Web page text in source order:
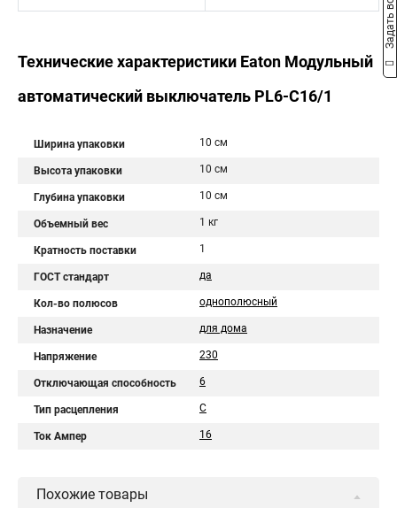
Технические характеристики Eaton Модульный
автоматический выключатель PL6-C16/1
Ширина упаковки 10 см
Высота упаковки 10 см
Глубина упаковки 10 см
Объемный вес 1 кг
Кратность поставки 1
ГОСТ стандарт да
Кол-во полюсов однополюсный
Назначение для дома
Напряжение 230
Отключающая способность 6
Тип расцепления C
Ток Ампер 16
Похожие товары